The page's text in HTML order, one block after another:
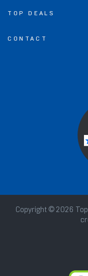
TOP DEALS
CONTACT
Copyright © 2026